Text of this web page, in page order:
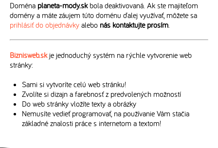
Doména planeta-mody.skbola deaktivovaná. Ak ste majiteľom
domény a máte záujem túto doménu ďalej využívať, môžete sa
prihlásiť do objednávky alebo nás kontaktujte prosím.
Biznisweb.skje jednoduchý systém na rýchle vytvorenie web
stránky:
Sami si vytvoríte celú web stránku!
Zvolíte si dizajn a farebnosť z predvolených možností
Do web stránky vložíte texty a obrázky
Nemusíte vedieť programovať, na používanie Vám stačia
základné znalosti práce s internetom a textom!